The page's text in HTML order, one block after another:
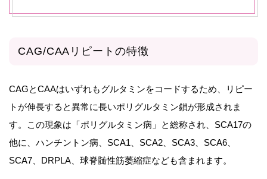
CAG/CAAリピートの特徴
CAGとCAAはいずれもグルタミンをコードするため、リピー
トが伸長すると異常に長いポリグルタミン鎖が形成されま
す。この現象は「ポリグルタミン病」と総称され、SCA17の
他に、ハンチントン病、SCA1、SCA2、SCA3、SCA6、
SCA7、DRPLA、球脊髄性筋萎縮症なども含まれます。